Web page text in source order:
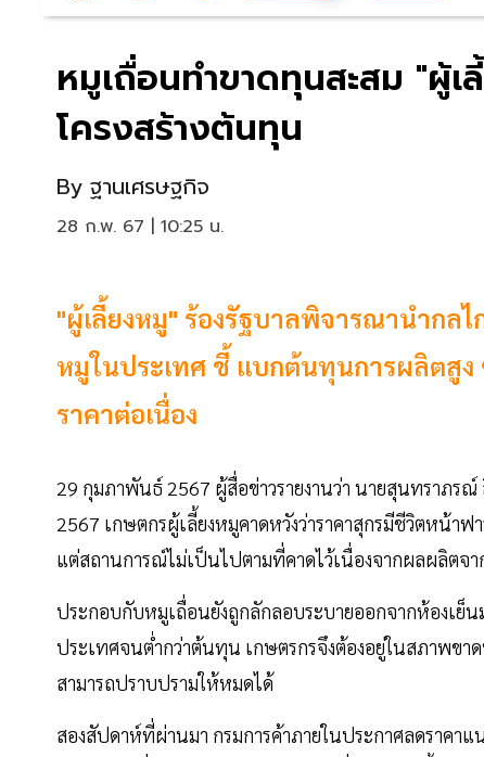
หมูเถื่อนทำขาดทุนสะสม "ผู้
โครงสร้างต้นทุน
By ฐานเศรษฐกิจ
28 ก.พ. 67 | 10:25 น.
"ผู้เลี้ยงหมู" ร้องรัฐบาลพิจารณานำกล
หมูในประเทศ ชี้ แบกต้นทุนการผลิตสูง
ราคาต่อเนื่อง
29 กุมภาพันธ์ 2567 ผู้สื่อข่าวรายงานว่า นายสุนทราภร
2567 เกษตกรผู้เลี้ยงหมูคาดหวังว่าราคาสุกรมีชีวิตหน้
แต่สถานการณ์ไม่เป็นไปตามที่คาดไว้เนื่องจากผลผลิตจ
ประกอบกับหมูเถื่อนยังถูกลักลอบระบายออกจากห้องเ
ประเทศจนต่ำกว่าต้นทุน เกษตรกรจึงต้องอยู่ในสภาพข
สามารถปราบปรามให้หมดได้
สองสัปดาห์ที่ผ่านมา กรมการค้าภายในประกาศลดราคา